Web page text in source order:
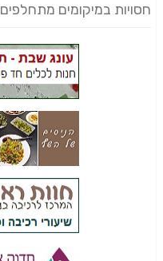
חסויות במיקומים מתחלפים